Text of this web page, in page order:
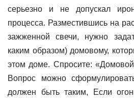
серьезно и не допускал
процесса. Разместившись на
зажженной свечи, нужно
каким образом) домовому,
этом доме. Спросите:
Вопрос можно
должен быть таким, Если